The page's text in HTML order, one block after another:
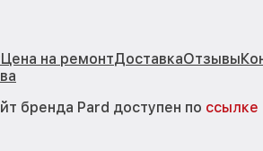
Цена на ремонтДоставкаОтзывы
бренда Pard доступен по ссылке